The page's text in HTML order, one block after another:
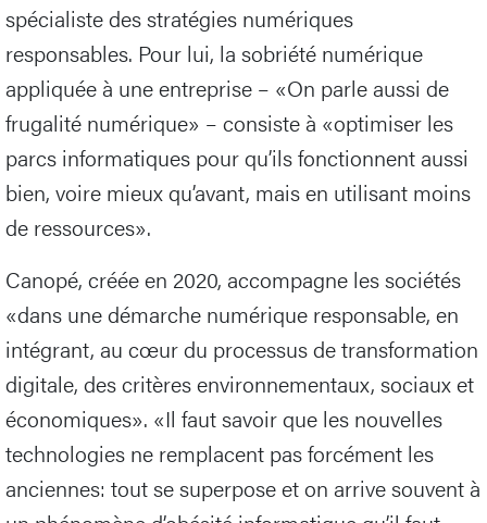
spécialiste des stratégies numériques
responsables. Pour lui, la sobriété numérique
appliquée à une entreprise – «On parle aussi de
frugalité numérique» – consiste à «optimiser les
parcs informatiques pour qu’ils fonctionnent aussi
bien, voire mieux qu’avant, mais en utilisant moins
de ressources».
Canopé, créée en 2020, accompagne les sociétés
«dans une démarche numérique responsable, en
intégrant, au cœur du processus de transformation
digitale, des critères environnementaux, sociaux et
économiques». «Il faut savoir que les nouvelles
technologies ne remplacent pas forcément les
anciennes: tout se superpose et on arrive souvent à